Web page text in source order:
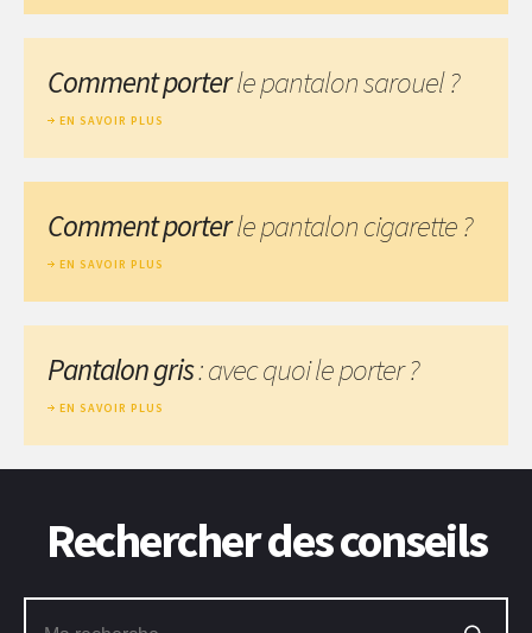
Comment porterle pantalon sarouel ?
EN SAVOIR PLUS
Comment porterle pantalon cigarette ?
EN SAVOIR PLUS
Pantalon gris: avec quoi le porter ?
EN SAVOIR PLUS
Rechercher des conseils